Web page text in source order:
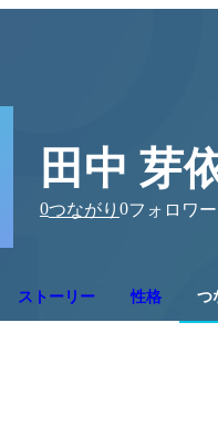
田中 芽
0つながり 0フォロワー
ストーリー 性格 つ